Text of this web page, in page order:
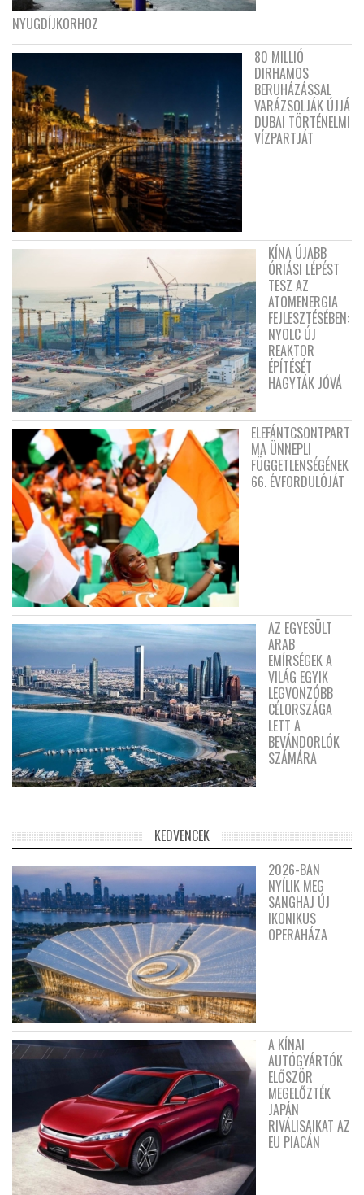
NYUGDÍJKORHOZ
80 MILLIÓ
DIRHAMOS
BERUHÁZÁSSAL
VARÁZSOLJÁK ÚJJÁ
DUBAI TÖRTÉNELMI
VÍZPARTJÁT
KÍNA ÚJABB
ÓRIÁSI LÉPÉST
TESZ AZ
ATOMENERGIA
FEJLESZTÉSÉBEN:
NYOLC ÚJ
REAKTOR
ÉPÍTÉSÉT
HAGYTÁK JÓVÁ
ELEFÁNTCSONTPART
MA ÜNNEPLI
FÜGGETLENSÉGÉNEK
66. ÉVFORDULÓJÁT
AZ EGYESÜLT
ARAB
EMÍRSÉGEK A
VILÁG EGYIK
LEGVONZÓBB
CÉLORSZÁGA
LETT A
BEVÁNDORLÓK
SZÁMÁRA
KEDVENCEK
2026-BAN
NYÍLIK MEG
SANGHAJ ÚJ
IKONIKUS
OPERAHÁZA
A KÍNAI
AUTÓGYÁRTÓK
ELŐSZÖR
MEGELŐZTÉK
JAPÁN
RIVÁLISAIKAT AZ
EU PIACÁN